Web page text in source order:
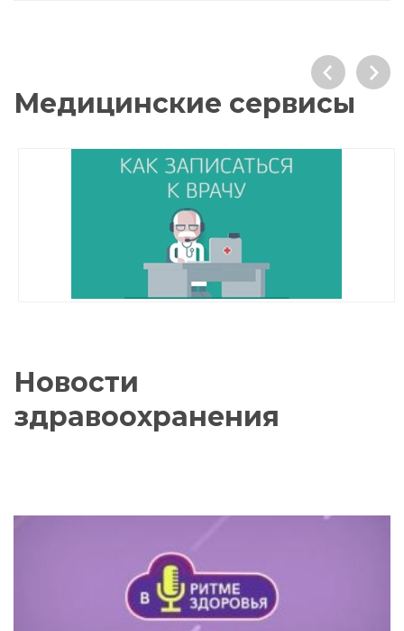
Медицинские сервисы
Новости
здравоохранения